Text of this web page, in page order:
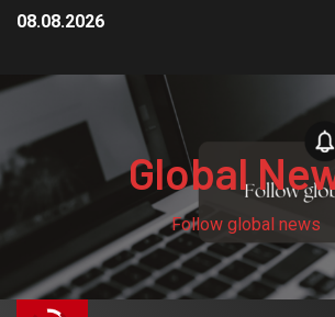
08.08.2026
Global
Follow global news